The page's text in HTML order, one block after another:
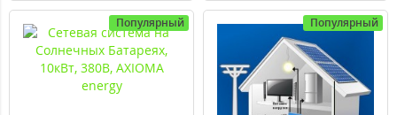
Популярный Популярный